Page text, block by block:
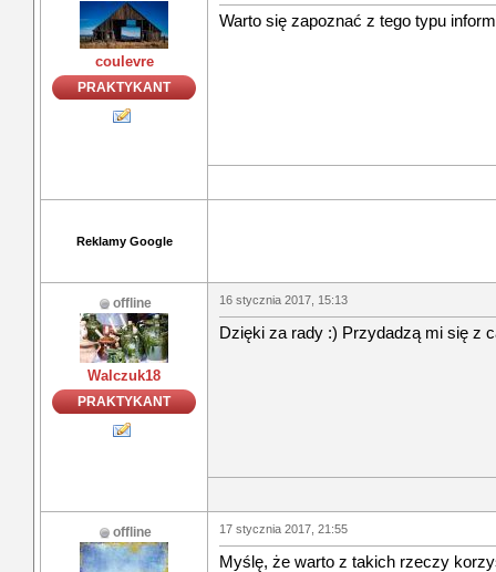
coulevre
PRAKTYKANT
Warto się zapoznać z tego typu
Reklamy Google
offline
Walczuk18
PRAKTYKANT
16 stycznia 2017, 15:13
Dzięki za rady :) Przydadzą mi się z
offline 17 stycznia 2017, 21:55
Myślę, że warto z takich rzeczy